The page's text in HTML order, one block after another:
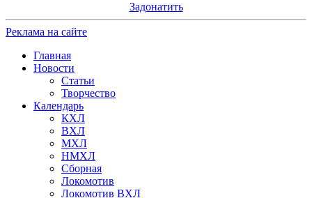
Задонатить
Реклама на сайте
Главная
Новости
Статьи
Творчество
Календарь
КХЛ
ВХЛ
МХЛ
НМХЛ
Сборная
Локомотив
Локомотив ВХЛ